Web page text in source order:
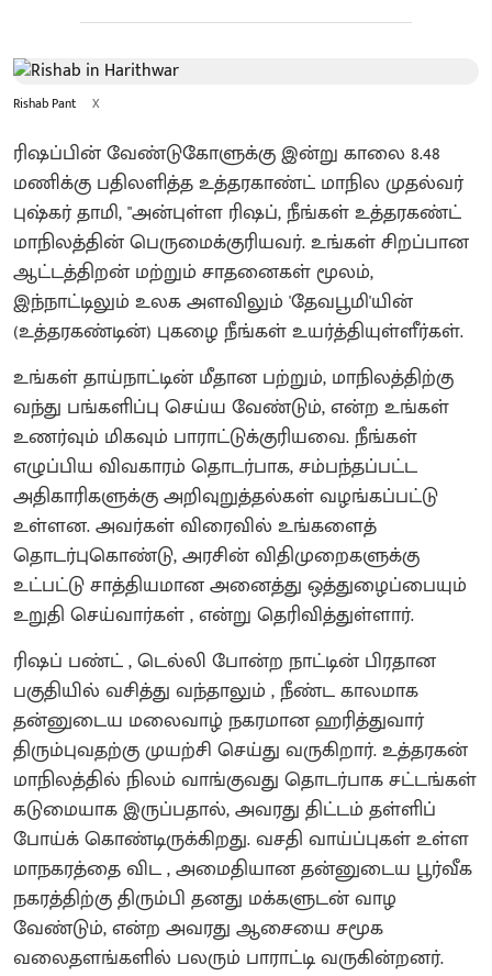
Rishab Pant X
ரிஷப்பின் வேண்டுகோளுக்கு இன்று காலை 8.48
மணிக்கு பதிலளித்த உத்தரகாண்ட் மாநில முதல்வர்
புஷ்கர் தாமி, "அன்புள்ள ரிஷப், நீங்கள் உத்தரகண்ட்
மாநிலத்தின் பெருமைக்குரியவர். உங்கள் சிறப்பான
ஆட்டத்திறன் மற்றும் சாதனைகள் மூலம்,
இந்நாட்டிலும் உலக அளவிலும் 'தேவபூமி'யின்
(உத்தரகண்டின்) புகழை நீங்கள் உயர்த்தியுள்ளீர்கள்.
உங்கள் தாய்நாட்டின் மீதான பற்றும், மாநிலத்திற்கு
வந்து பங்களிப்பு செய்ய வேண்டும், என்ற உங்கள்
உணர்வும் மிகவும் பாராட்டுக்குரியவை. நீங்கள்
எழுப்பிய விவகாரம் தொடர்பாக, சம்பந்தப்பட்ட
அதிகாரிகளுக்கு அறிவுறுத்தல்கள் வழங்கப்பட்டு
உள்ளன. அவர்கள் விரைவில் உங்களைத்
தொடர்புகொண்டு, அரசின் விதிமுறைகளுக்கு
உட்பட்டு சாத்தியமான அனைத்து ஒத்துழைப்பையும்
உறுதி செய்வார்கள் , என்று தெரிவித்துள்ளார்.
ரிஷப் பண்ட் , டெல்லி போன்ற நாட்டின் பிரதான
பகுதியில் வசித்து வந்தாலும் , நீண்ட காலமாக
தன்னுடைய மலைவாழ் நகரமான ஹரித்துவார்
திரும்புவதற்கு முயற்சி செய்து வருகிறார். உத்தரகன்
மாநிலத்தில் நிலம் வாங்குவது தொடர்பாக சட்டங்கள்
கடுமையாக இருப்பதால், அவரது திட்டம் தள்ளிப்
போய்க் கொண்டிருக்கிறது. வசதி வாய்ப்புகள் உள்ள
மாநகரத்தை விட , அமைதியான தன்னுடைய பூர்வீக
நகரத்திற்கு திரும்பி தனது மக்களுடன் வாழ
வேண்டும், என்ற அவரது ஆசையை சமூக
வலைதளங்களில் பலரும் பாராட்டி வருகின்றனர்.